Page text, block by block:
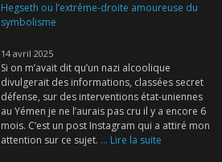
Hegseth ou l’extrême-droite amoureuse du
symbolisme
14 avril 2025
Si on m’avait dit qu’un nazi alcoolique
divulgerait des informations, classées secret
défense, sur des interventions état-uniennes
au Yémen je ne l’aurais pas cru il y a encore 6
mois. C’est un post Instagram qui a attiré mon
attention sur ce sujet. ... Lire la suite